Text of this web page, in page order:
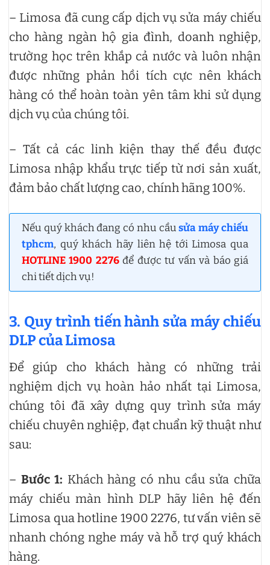
– Limosa đã cung cấp dịch vụ sửa máy chiếu
cho hàng ngàn hộ gia đình, doanh nghiệp,
trường học trên khắp cả nước và luôn nhận
được những phản hồi tích cực nên khách
hàng có thể hoàn toàn yên tâm khi sử dụng
dịch vụ của chúng tôi.
– Tất cả các linh kiện thay thế đều được
Limosa nhập khẩu trực tiếp từ nơi sản xuất,
đảm bảo chất lượng cao, chính hãng 100%.
Nếu quý khách đang có nhu cầusửa máy chiếu
tphcm, quý khách hãy liên hệ tới Limosa qua
HOTLINE 1900 2276để được tư vấn và báo giá
chi tiết dịch vụ!
3. Quy trình tiến hành sửa máy chiếu
DLP của Limosa
Để giúp cho khách hàng có những trải
nghiệm dịch vụ hoàn hảo nhất tại Limosa,
chúng tôi đã xây dựng quy trình sửa máy
chiếu chuyên nghiệp, đạt chuẩn kỹ thuật như
sau:
– Bước 1: Khách hàng có nhu cầu sửa chữa
máy chiếu màn hình DLP hãy liên hệ đến
Limosa qua hotline 1900 2276, tư vấn viên sẽ
nhanh chóng nghe máy và hỗ trợ quý khách
hàng.